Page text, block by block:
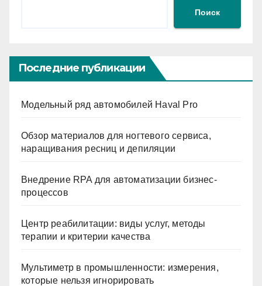
ki
ть
Поиск
Последние публикации
Модельный ряд автомобилей Haval Pro
Обзор материалов для ногтевого сервиса,
наращивания ресниц и депиляции
Внедрение RPA для автоматизации бизнес-
процессов
Центр реабилитации: виды услуг, методы
терапии и критерии качества
Мультиметр в промышленности: измерения,
которые нельзя игнорировать